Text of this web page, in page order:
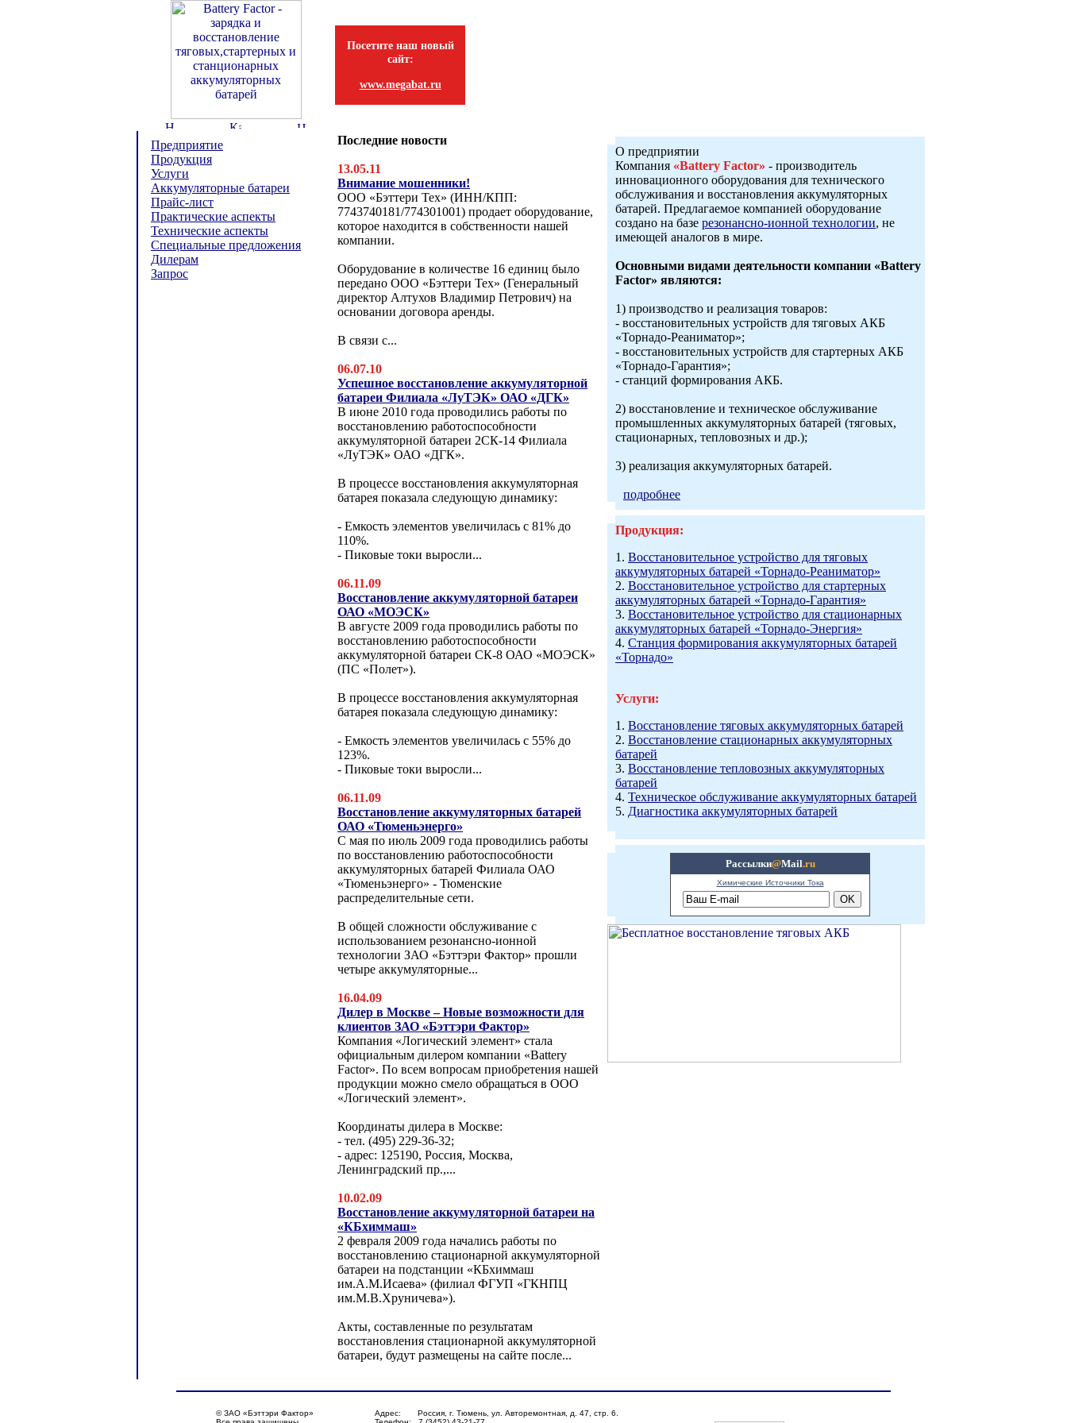
Посетите наш новый
сайт:
www.megabat.ru
Предприятие
Продукция
Услуги
Аккумуляторные батареи
Прайс-лист
Практические аспекты
Технические аспекты
Специальные предложения
Дилерам
Запрос
Последние новости
13.05.11
Внимание мошенники!
ООО «Бэттери Тех» (ИНН/КПП:
7743740181/774301001) продает оборудование,
которое находится в собственности нашей
компании.
Оборудование в количестве 16 единиц было
передано ООО «Бэттери Тех» (Генеральный
директор Алтухов Владимир Петрович) на
основании договора аренды.
В связи с...
06.07.10
Успешное восстановление аккумуляторной
батареи Филиала «ЛуТЭК» ОАО «ДГК»
В июне 2010 года проводились работы по
восстановлению работоспособности
аккумуляторной батареи 2СК-14 Филиала
«ЛуТЭК» ОАО «ДГК».
В процессе восстановления аккумуляторная
батарея показала следующую динамику:
- Емкость элементов увеличилась с 81% до
110%.
- Пиковые токи выросли...
06.11.09
Восстановление аккумуляторной батареи
ОАО «МОЭСК»
В августе 2009 года проводились работы по
восстановлению работоспособности
аккумуляторной батареи СК-8 ОАО «МОЭСК»
(ПС «Полет»).
В процессе восстановления аккумуляторная
батарея показала следующую динамику:
- Емкость элементов увеличилась с 55% до
123%.
- Пиковые токи выросли...
06.11.09
Восстановление аккумуляторных батарей
ОАО «Тюменьэнерго»
С мая по июль 2009 года проводились работы
по восстановлению работоспособности
аккумуляторных батарей Филиала ОАО
«Тюменьэнерго» - Тюменские
распределительные сети.
В общей сложности обслуживание с
использованием резонансно-ионной
технологии ЗАО «Бэттэри Фактор» прошли
четыре аккумуляторные...
16.04.09
Дилер в Москве – Новые возможности для
клиентов ЗАО «Бэттэри Фактор»
Компания «Логический элемент» стала
официальным дилером компании «Battery
Factor». По всем вопросам приобретения нашей
продукции можно смело обращаться в ООО
«Логический элемент».
Координаты дилера в Москве:
- тел. (495) 229-36-32;
- адрес: 125190, Россия, Москва,
Ленинградский пр.,...
10.02.09
Восстановление аккумуляторной батареи на
«КБхиммаш»
2 февраля 2009 года начались работы по
восстановлению стационарной аккумуляторной
батареи на подстанции «КБхиммаш
им.А.М.Исаева» (филиал ФГУП «ГКНПЦ
им.М.В.Хруничева»).
Акты, составленные по результатам
восстановления стационарной аккумуляторной
батареи, будут размещены на сайте после...
О предприятии
Компания «Battery Factor» - производитель
инновационного оборудования для технического
обслуживания и восстановления аккумуляторных
батарей. Предлагаемое компанией оборудование
создано на базе резонансно-ионной технологии, не
имеющей аналогов в мире.
Основными видами деятельности компании «Battery
Factor» являются:
1) производство и реализация товаров:
- восстановительных устройств для тяговых АКБ
«Торнадо-Реаниматор»;
- восстановительных устройств для стартерных АКБ
«Торнадо-Гарантия»;
- станций формирования АКБ.
2) восстановление и техническое обслуживание
промышленных аккумуляторных батарей (тяговых,
стационарных, тепловозных и др.);
3) реализация аккумуляторных батарей.
подробнее
Продукция:
1. Восстановительное устройство для тяговых
аккумуляторных батарей «Торнадо-Реаниматор»
2. Восстановительное устройство для стартерных
аккумуляторных батарей «Торнадо-Гарантия»
3. Восстановительное устройство для стационарных
аккумуляторных батарей «Торнадо-Энергия»
4. Станция формирования аккумуляторных батарей
«Торнадо»
Услуги:
1. Восстановление тяговых аккумуляторных батарей
2. Восстановление стационарных аккумуляторных
батарей
3. Восстановление тепловозных аккумуляторных
батарей
4. Техническое обслуживание аккумуляторных батарей
5. Диагностика аккумуляторных батарей
Рассылки@Mail.ru
Химические Источники Тока
© ЗАО «Бэттэри Фактор»
Адрес: Россия, г. Тюмень, ул. Авторемонтная, д. 47, стр. 6.